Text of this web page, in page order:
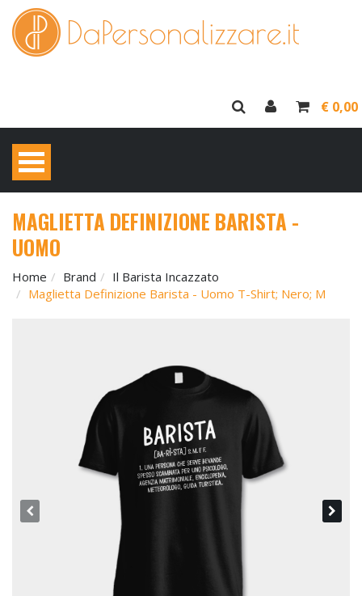
€ 0,00
MAGLIETTA DEFINIZIONE BARISTA -
UOMO
Home Brand
Il Barista Incazzato
Maglietta Definizione Barista - Uomo T-Shirt; Nero; M